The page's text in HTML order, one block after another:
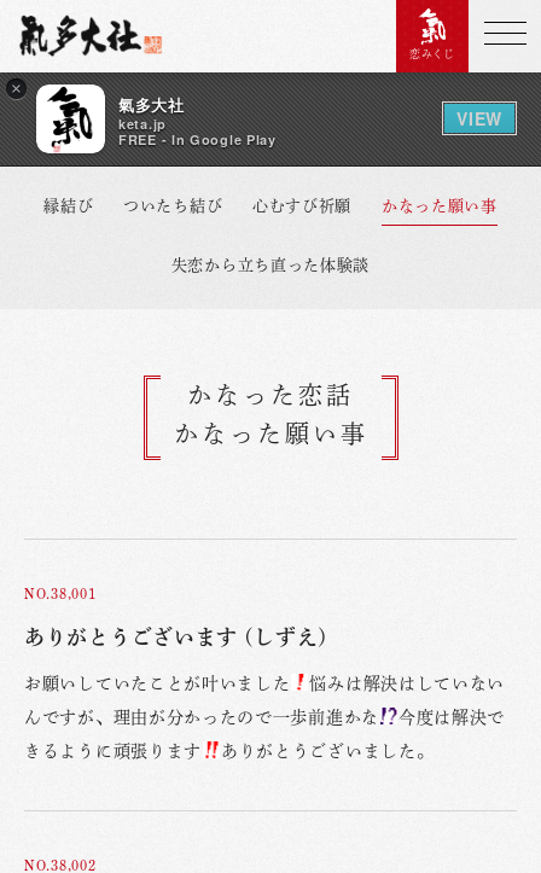
×
氣多大社
keta.jp
FREE - In Google Play
VIEW
恋みくじ
縁結び ついたち結び 心むすび祈願 かなった願い事
失恋から立ち直った体験談
かなった恋話
かなった願い事
NO.38,001
ありがとうございます (しずえ)
お願いしていたことが叶いました
悩みは解決はしていない
んですが、理由が分かったので一歩前進かな
今度は解決で
きるように頑張ります
ありがとうございました。
NO.38,002